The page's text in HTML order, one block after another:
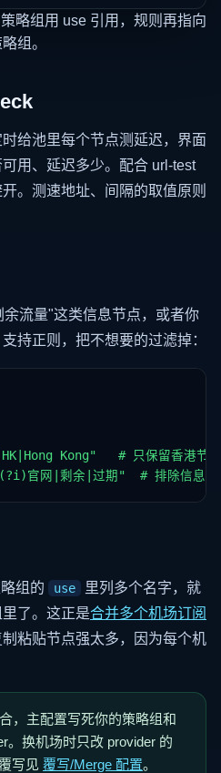
略组用 use 引用，规则再指向
组。
给池里每个节点测延迟，界面
用、延迟多少。配合 url-test
。测速地址、间隔的取值原则
流量"这类信息节点，或者你
支持正则，把不想要的过滤掉：
Kong"   # 只保留香港节点
官网|剩余|过期"  # 排除信息节
组的 use
里列多个名字，就
了。这正是合并多个机场订阅
粘贴节点强太多，因为每个机
，主配置写死你的策略组和
。换机场时只改 provider 的
写见 覆写/Merge 配置。